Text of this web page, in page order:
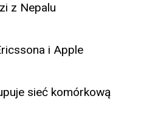
z Nepalu
i Apple
sieć komórkową